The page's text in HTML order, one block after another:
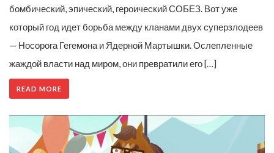
бомбический, эпический, героический СОБЕЗ. Вот уже
который год идет борьба между кланами двух суперзлодеев
— Носорога Гегемона и Ядерной Мартышки. Ослепленные
жаждой власти над миром, они превратили его […]
READ MORE